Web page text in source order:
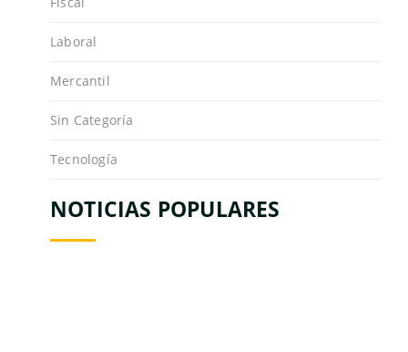
Laboral
Mercantil
Sin Categoría
Tecnología
NOTICIAS POPULARES